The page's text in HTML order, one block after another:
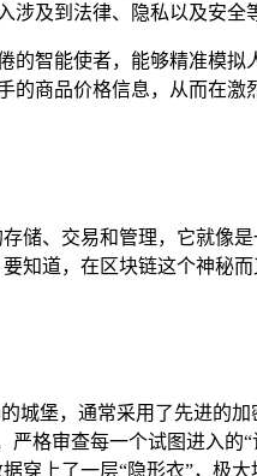
及到法律、隐私以及安全
智能使者，能够精准模
商品价格信息，从而在
储、交易和管理，它就像
知道，在区块链这个神秘
城堡，通常采用了先进的
格审查每一个试图进入的
上了一层“隐形衣”，极大